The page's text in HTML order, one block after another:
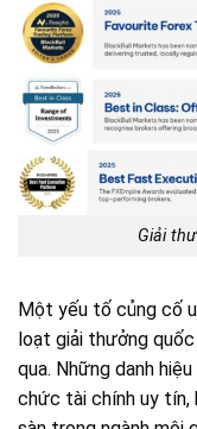
Giải
Một yếu tố củng cố
loạt giải thưởng
qua. Những danh
chức tài chính uy tín,